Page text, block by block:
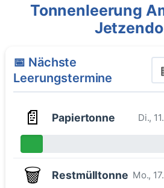
Tonnenleerung
📅 Nächste
Leerungstermine
📄 Papiertonne Di.,
🗑️ Restmülltonne Mo.,